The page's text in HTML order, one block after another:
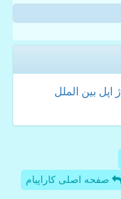
اپل بین الملل
صفحه اصلی کاراپیام